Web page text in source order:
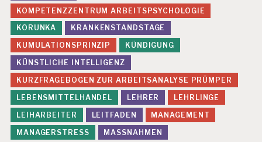
P
S
Y
C
H
IS
C
H
E
G
E
S
KOMPETENZZENTRUM ARBEITSPSYCHOLOGIE
KORUNKA
KRANKENSTANDSTAGE
KUMULATIONSPRINZIP
KÜNDIGUNG
KÜNSTLICHE INTELLIGENZ
KURZFRAGEBOGEN ZUR ARBEITSANALYSE PRÜMPER
LEBENSMITTELHANDEL
LEHRER
LEHRLINGE
LEIHARBEITER
LEITFADEN
MANAGEMENT
MANAGERSTRESS
MASSNAHMEN